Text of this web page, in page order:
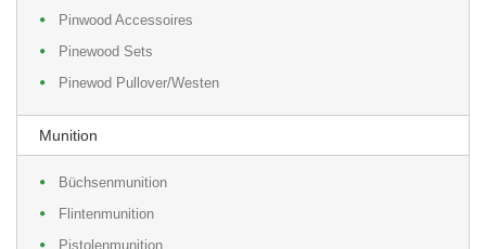
Pinwood Accessoires
Pinewood Sets
Pinewod Pullover/Westen
Munition
Büchsenmunition
Flintenmunition
Pistolenmunition